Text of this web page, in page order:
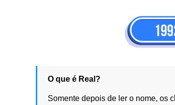
O que é Real?
Somente depois de ler o nome, os